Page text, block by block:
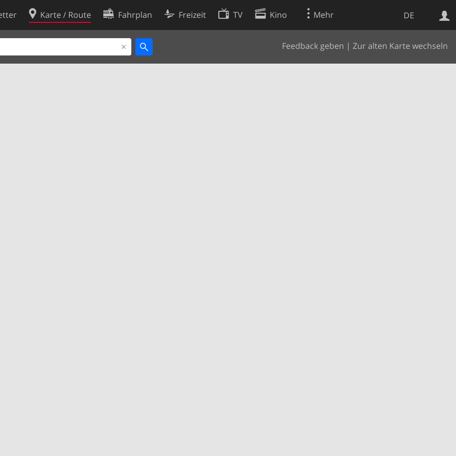
DE
Karte / Route Fahrplan Freizeit TV Kino Mehr
Feedback geben | Zur alten Karte wechseln
Websuche
Cookie-Richtlinie
Cookie-Einstellungen